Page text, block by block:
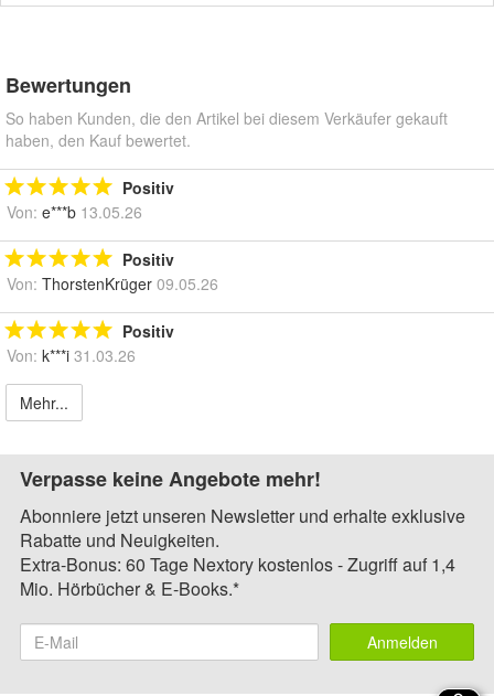
Bewertungen
So haben Kunden, die den Artikel bei diesem Verkäufer gekauft
haben, den Kauf bewertet.
Positiv
Von: e***b 13.05.26
Positiv
Von: ThorstenKrüger 09.05.26
Positiv
Von: k***i 31.03.26
Mehr...
Verpasse keine Angebote mehr!
Abonniere jetzt unseren Newsletter und erhalte exklusive
Rabatte und Neuigkeiten.
Extra-Bonus: 60 Tage Nextory kostenlos - Zugriff auf 1,4
Mio. Hörbücher & E-Books.*
Anmelden